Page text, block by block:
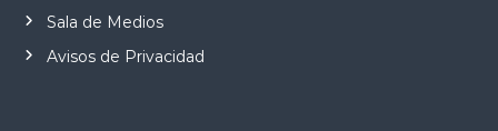
Sala de Medios
Avisos de Privacidad